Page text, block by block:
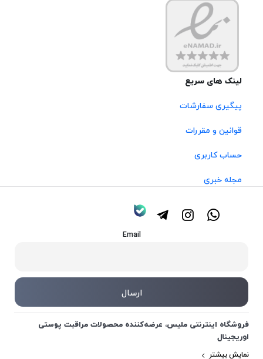
لینک های سریع
پیگیری سفارشات
قوانین و مقررات
حساب کاربری
مجله خبری
Email
فروشگاه اینترنتی ملیس، عرضه‌کننده محصولات مراقبت پوستی
اوریجینال
نمایش بیشتر